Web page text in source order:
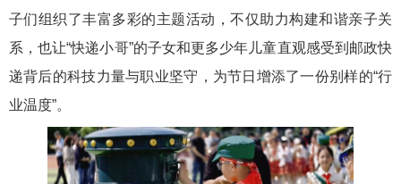
子们组织了丰富多彩的主题活动，不仅助力构建和谐亲子关
系，也让“快递小哥”的子女和更多少年儿童直观感受到邮政快
递背后的科技力量与职业坚守，为节日增添了一份别样的“行
业温度”。